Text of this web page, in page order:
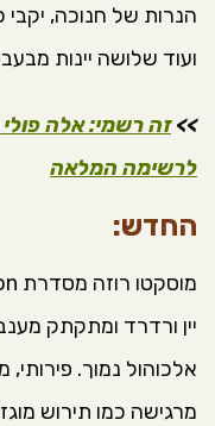
הנרות של חנוכה,
ועוד שלושה יינות
>>זה רשמי: אלה
לרשימה המלאה
החדש:
יין ורדרד ומתקתק
אלכוהול נמוך.